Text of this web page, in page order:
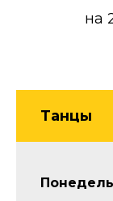
на
Танцы